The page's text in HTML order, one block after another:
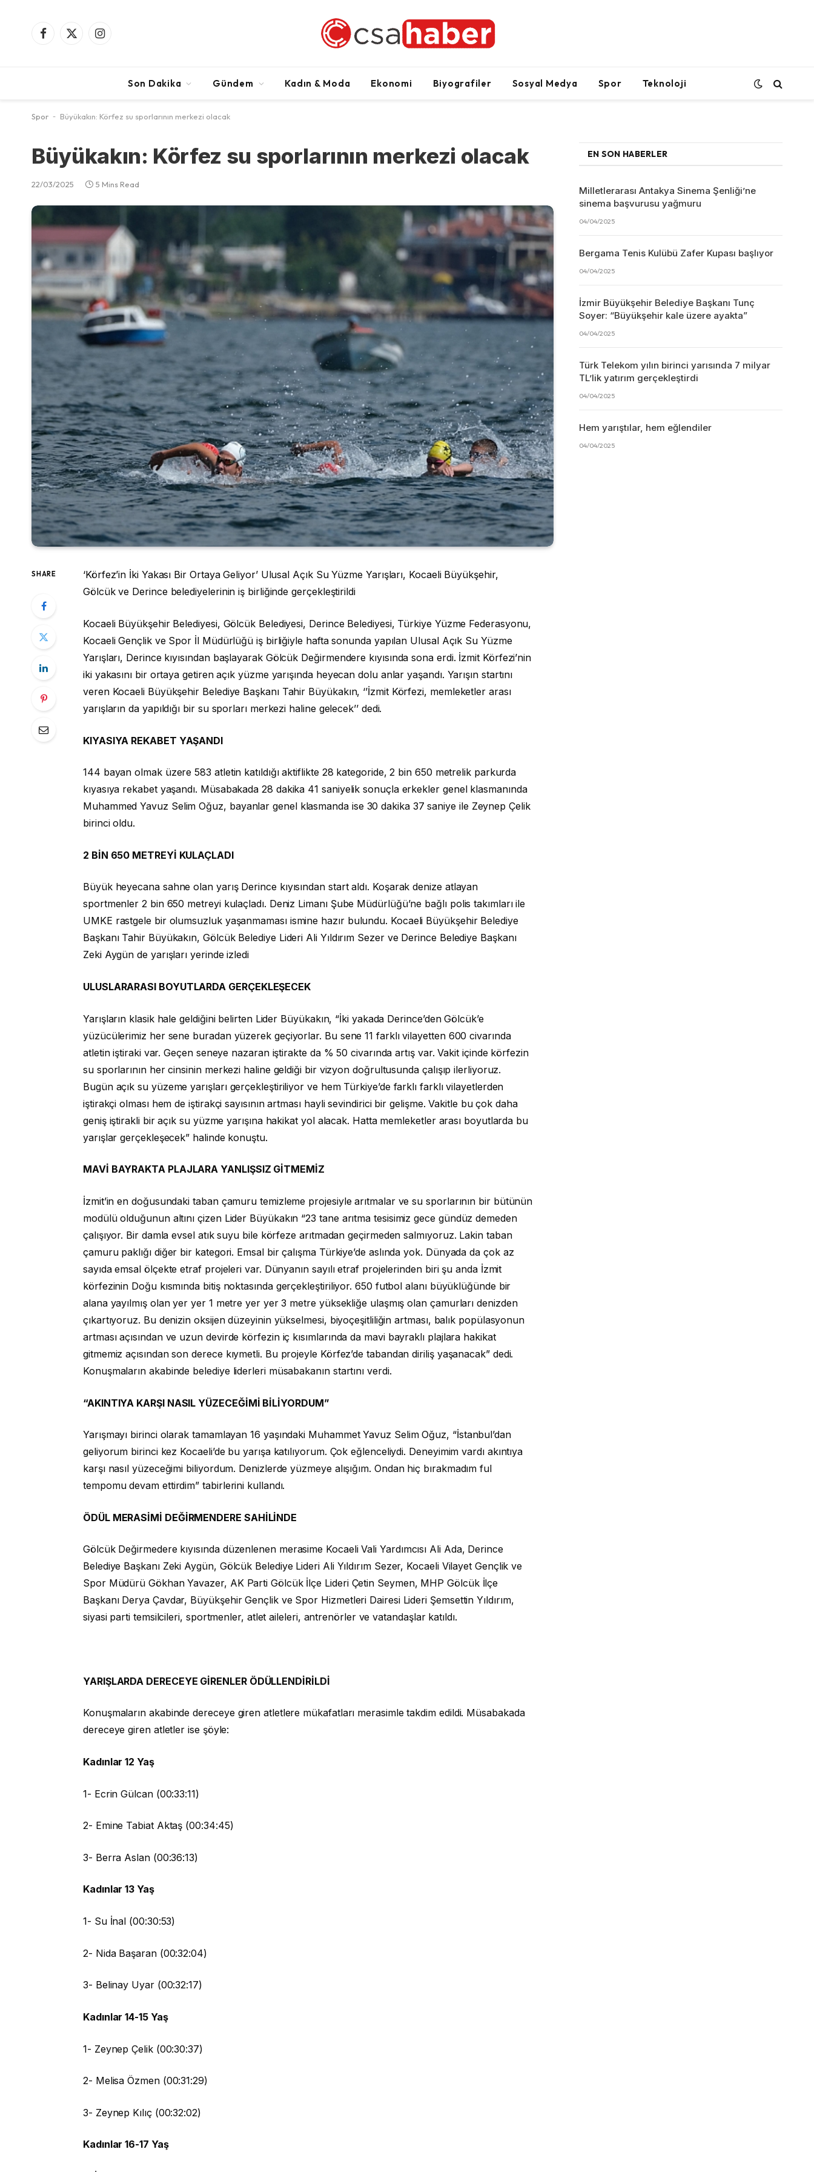
Facebook
X
Instagram
Son Dakika Gündem Kadın & Moda Ekonomi Biyografiler Sosyal Medya Spor Teknoloji
Spor - Büyükakın: Körfez su sporlarının merkezi olacak
Büyükakın: Körfez su sporlarının merkezi olacak
22/03/2025 5 Mins Read
SHARE
‘Körfez’in İki Yakası Bir Ortaya Geliyor’ Ulusal Açık Su Yüzme Yarışları, Kocaeli Büyükşehir,
Gölcük ve Derince belediyelerinin iş birliğinde gerçekleştirildi
Kocaeli Büyükşehir Belediyesi, Gölcük Belediyesi, Derince Belediyesi, Türkiye Yüzme Federasyonu,
Kocaeli Gençlik ve Spor İl Müdürlüğü iş birliğiyle hafta sonunda yapılan Ulusal Açık Su Yüzme
Yarışları, Derince kıyısından başlayarak Gölcük Değirmendere kıyısında sona erdi. İzmit Körfezi’nin
iki yakasını bir ortaya getiren açık yüzme yarışında heyecan dolu anlar yaşandı. Yarışın startını
veren Kocaeli Büyükşehir Belediye Başkanı Tahir Büyükakın, ‘’İzmit Körfezi, memleketler arası
yarışların da yapıldığı bir su sporları merkezi haline gelecek’’ dedi.
KIYASIYA REKABET YAŞANDI
144 bayan olmak üzere 583 atletin katıldığı aktiflikte 28 kategoride, 2 bin 650 metrelik parkurda
kıyasıya rekabet yaşandı. Müsabakada 28 dakika 41 saniyelik sonuçla erkekler genel klasmanında
Muhammed Yavuz Selim Oğuz, bayanlar genel klasmanda ise 30 dakika 37 saniye ile Zeynep Çelik
birinci oldu.
2 BİN 650 METREYİ KULAÇLADI
Büyük heyecana sahne olan yarış Derince kıyısından start aldı. Koşarak denize atlayan
sportmenler 2 bin 650 metreyi kulaçladı. Deniz Limanı Şube Müdürlüğü’ne bağlı polis takımları ile
UMKE rastgele bir olumsuzluk yaşanmaması ismine hazır bulundu. Kocaeli Büyükşehir Belediye
Başkanı Tahir Büyükakın, Gölcük Belediye Lideri Ali Yıldırım Sezer ve Derince Belediye Başkanı
Zeki Aygün de yarışları yerinde izledi
ULUSLARARASI BOYUTLARDA GERÇEKLEŞECEK
Yarışların klasik hale geldiğini belirten Lider Büyükakın, “İki yakada Derince’den Gölcük’e
yüzücülerimiz her sene buradan yüzerek geçiyorlar. Bu sene 11 farklı vilayetten 600 civarında
atletin iştiraki var. Geçen seneye nazaran iştirakte da % 50 civarında artış var. Vakit içinde körfezin
su sporlarının her cinsinin merkezi haline geldiği bir vizyon doğrultusunda çalışıp ilerliyoruz.
Bugün açık su yüzeme yarışları gerçekleştiriliyor ve hem Türkiye’de farklı farklı vilayetlerden
iştirakçi olması hem de iştirakçi sayısının artması hayli sevindirici bir gelişme. Vakitle bu çok daha
geniş iştirakli bir açık su yüzme yarışına hakikat yol alacak. Hatta memleketler arası boyutlarda bu
yarışlar gerçekleşecek” halinde konuştu.
MAVİ BAYRAKTA PLAJLARA YANLIŞSIZ GİTMEMİZ
İzmit’in en doğusundaki taban çamuru temizleme projesiyle arıtmalar ve su sporlarının bir bütünün
modülü olduğunun altını çizen Lider Büyükakın “23 tane arıtma tesisimiz gece gündüz demeden
çalışıyor. Bir damla evsel atık suyu bile körfeze arıtmadan geçirmeden salmıyoruz. Lakin taban
çamuru paklığı diğer bir kategori. Emsal bir çalışma Türkiye’de aslında yok. Dünyada da çok az
sayıda emsal ölçekte etraf projeleri var. Dünyanın sayılı etraf projelerinden biri şu anda İzmit
körfezinin Doğu kısmında bitiş noktasında gerçekleştiriliyor. 650 futbol alanı büyüklüğünde bir
alana yayılmış olan yer yer 1 metre yer yer 3 metre yüksekliğe ulaşmış olan çamurları denizden
çıkartıyoruz. Bu denizin oksijen düzeyinin yükselmesi, biyoçeşitliliğin artması, balık popülasyonun
artması açısından ve uzun devirde körfezin iç kısımlarında da mavi bayraklı plajlara hakikat
gitmemiz açısından son derece kıymetli. Bu projeyle Körfez’de tabandan diriliş yaşanacak” dedi.
Konuşmaların akabinde belediye liderleri müsabakanın startını verdi.
“AKINTIYA KARŞI NASIL YÜZECEĞİMİ BİLİYORDUM”
Yarışmayı birinci olarak tamamlayan 16 yaşındaki Muhammet Yavuz Selim Oğuz, “İstanbul’dan
geliyorum birinci kez Kocaeli’de bu yarışa katılıyorum. Çok eğlenceliydi. Deneyimim vardı akıntıya
karşı nasıl yüzeceğimi biliyordum. Denizlerde yüzmeye alışığım. Ondan hiç bırakmadım ful
tempomu devam ettirdim” tabirlerini kullandı.
ÖDÜL MERASİMİ DEĞİRMENDERE SAHİLİNDE
Gölcük Değirmedere kıyısında düzenlenen merasime Kocaeli Vali Yardımcısı Ali Ada, Derince
Belediye Başkanı Zeki Aygün, Gölcük Belediye Lideri Ali Yıldırım Sezer, Kocaeli Vilayet Gençlik ve
Spor Müdürü Gökhan Yavazer, AK Parti Gölcük İlçe Lideri Çetin Seymen, MHP Gölcük İlçe
Başkanı Derya Çavdar, Büyükşehir Gençlik ve Spor Hizmetleri Dairesi Lideri Şemsettin Yıldırım,
siyasi parti temsilcileri, sportmenler, atlet aileleri, antrenörler ve vatandaşlar katıldı.
YARIŞLARDA DERECEYE GİRENLER ÖDÜLLENDİRİLDİ
Konuşmaların akabinde dereceye giren atletlere mükafatları merasimle takdim edildi. Müsabakada
dereceye giren atletler ise şöyle:
Kadınlar 12 Yaş
1- Ecrin Gülcan (00:33:11)
2- Emine Tabiat Aktaş (00:34:45)
3- Berra Aslan (00:36:13)
Kadınlar 13 Yaş
1- Su İnal (00:30:53)
2- Nida Başaran (00:32:04)
3- Belinay Uyar (00:32:17)
Kadınlar 14-15 Yaş
1- Zeynep Çelik (00:30:37)
2- Melisa Özmen (00:31:29)
3- Zeynep Kılıç (00:32:02)
Kadınlar 16-17 Yaş
EN SON HABERLER
Milletlerarası Antakya Sinema Şenliği’ne
sinema başvurusu yağmuru
04/04/2025
Bergama Tenis Kulübü Zafer Kupası başlıyor
04/04/2025
İzmir Büyükşehir Belediye Başkanı Tunç
Soyer: “Büyükşehir kale üzere ayakta”
04/04/2025
Türk Telekom yılın birinci yarısında 7 milyar
TL’lik yatırım gerçekleştirdi
04/04/2025
Hem yarıştılar, hem eğlendiler
04/04/2025